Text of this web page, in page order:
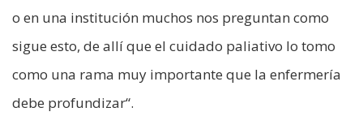
o en una institución muchos nos preguntan como
sigue esto, de allí que el cuidado paliativo lo tomo
como una rama muy importante que la enfermería
debe profundizar“.